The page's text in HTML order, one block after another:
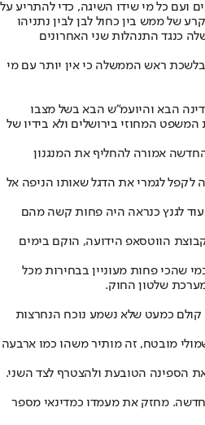
ועם כל מי שידו השיגה, כדי להתריע על
של ממש בין כחול לבן לבין נתניהו
כנגד התנהלות שני האחרונים
ראש הממשלה כי אין יותר עם מי
הבא והיועמ"ש הבא בשל מצבו
המחוזי בירושלים ולא בידיו של
אמורה להחליף את המנגנון
לקפל לגמרי את הדגל שאותו הניפה אל
לגנץ כנראה היה פחות קשה מהם
הווטסאפ הידועה, הוקם בימים
שהכי פחות מעוניין בבחירות מכל
שלטון החוק.
קולם כמעט שלא נשמע נוכח הנחרצות
מובטח, זה מותיר משהו כמו ארבעה
הספינה הטובעת ולהצטרף לצד השני.
חדשה. מחזק את מעמדו כמדינאי מספר